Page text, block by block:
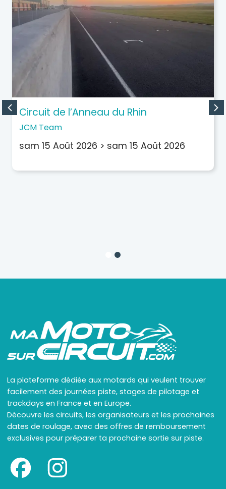
Circuit de l’Anneau du Rhin
JCM Team
sam 15 Août 2026 > sam 15 Août 2026
La plateforme dédiée aux motards qui veulent trouver
facilement des journées piste, stages de pilotage et
trackdays en France et en Europe.
Découvre les circuits, les organisateurs et les prochaines
dates de roulage, avec des offres de remboursement
exclusives pour préparer ta prochaine sortie sur piste.